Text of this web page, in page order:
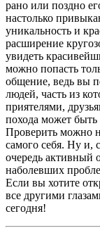
рано или поздно
настолько
уникальность и
расширение
увидеть
можно попасть
общение, ведь вы
людей, часть из
приятелями,
похода может быть
Проверить можно
самого себя. Ну и,
очередь активный
наболевших
Если вы хотите
все другими
сегодня!